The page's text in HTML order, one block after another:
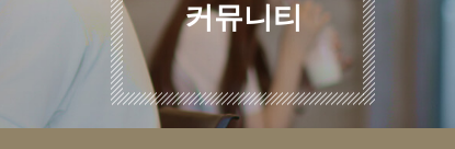
커뮤니티